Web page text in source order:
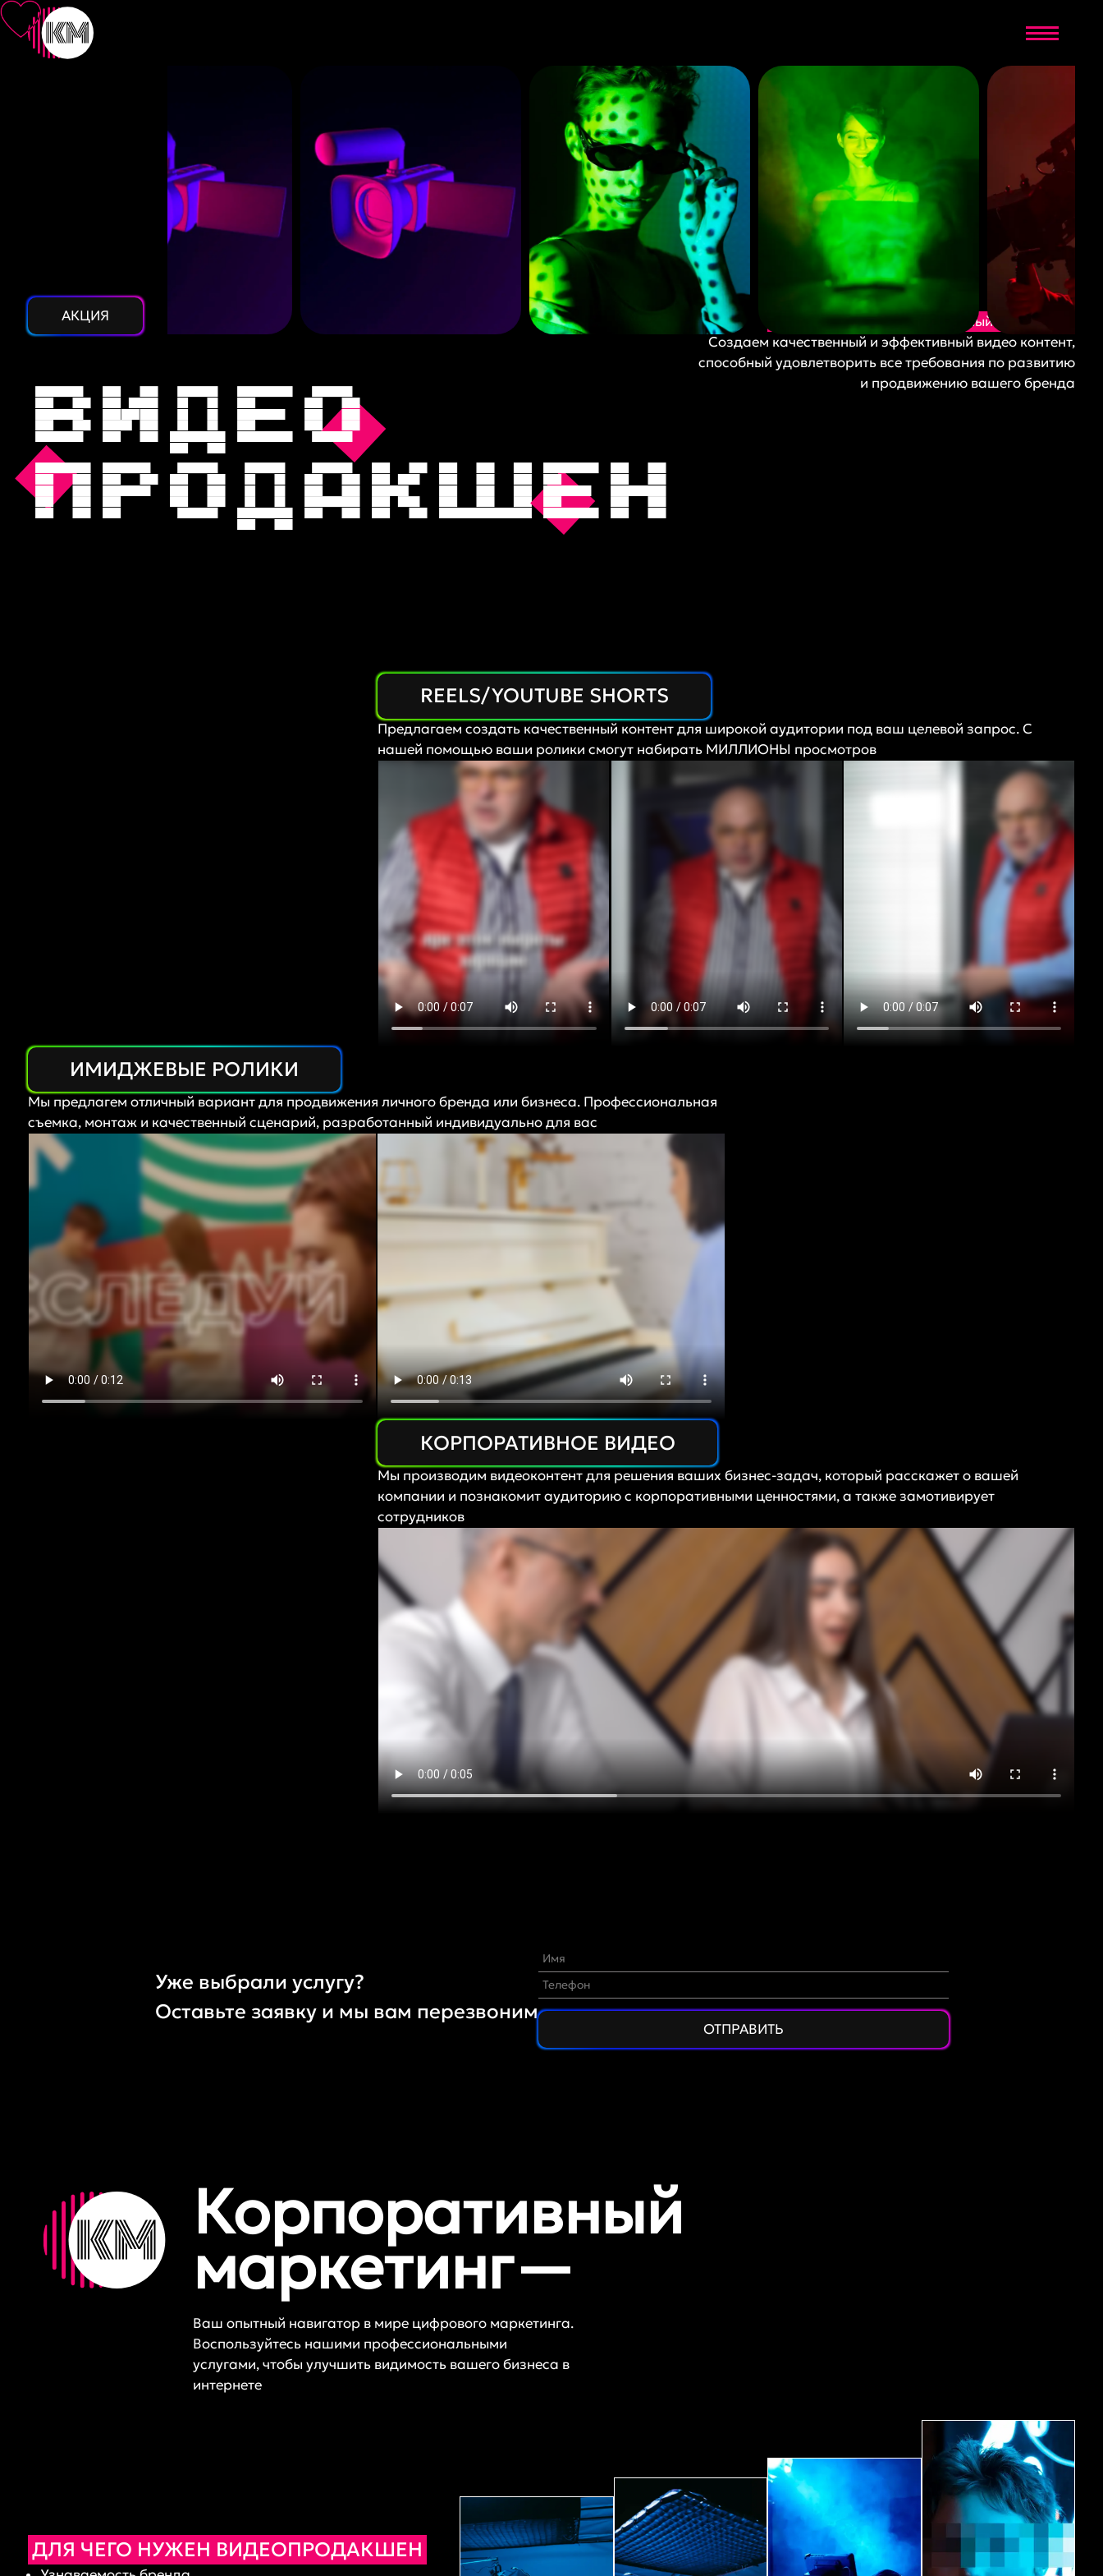
АКЦИЯ
Видео
продакше
н
Digital агенство «Корпоративный маркетинг»
Создаем качественный и эффективный видео контент,
способный удовлетворить все требования по развитию
и продвижению вашего бренда
REELS/YOUTUBE SHORTS
Предлагаем создать качественный контент для широкой аудитории под ваш целевой запрос. С
нашей помощью ваши ролики смогут набирать МИЛЛИОНЫ просмотров
ИМИДЖЕВЫЕ РОЛИКИ
Мы предлагем отличный вариант для продвижения личного бренда или бизнеса. Профессиональная
съемка, монтаж и качественный сценарий, разработанный индивидуально для вас
КОРПОРАТИВНОЕ ВИДЕО
Мы производим видеоконтент для решения ваших бизнес-задач, который расскажет о вашей
компании и познакомит аудиторию с корпоративными ценностями, а также замотивирует
сотрудников
Уже выбрали услугу?
Оставьте заявку и мы вам перезвоним
ОТПРАВИТЬ
Корпоративный
маркетинг—
Ваш опытный навигатор в мире цифрового маркетинга.
Воспользуйтесь нашими профессиональными
услугами, чтобы улучшить видимость вашего бизнеса в
интернете
ДЛЯ ЧЕГО НУЖЕН ВИДЕОПРОДАКШЕН